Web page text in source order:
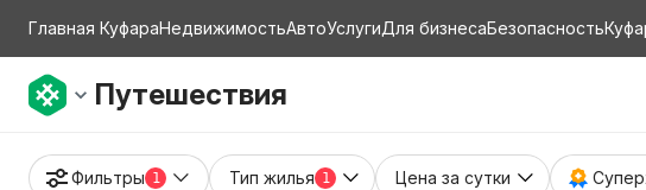
Главная КуфараНедвижимостьАвтоУслугиДля бизнесаБезопасность
Путешествия
Фильтры 1 Тип жилья 1 Цена за сутки